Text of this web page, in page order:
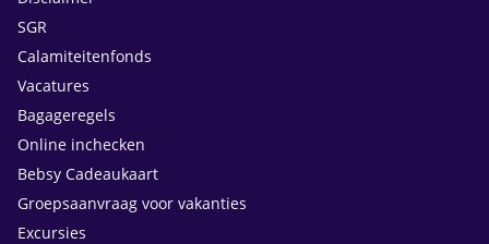
SGR
Calamiteitenfonds
Vacatures
Bagageregels
Online inchecken
Bebsy Cadeaukaart
Groepsaanvraag voor vakanties
Excursies